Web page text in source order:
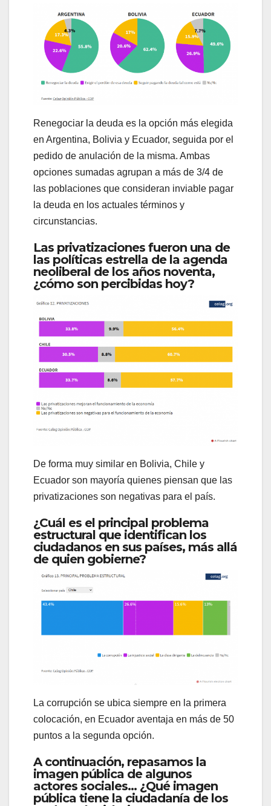
Renegociar la deuda es la opción más elegida
en Argentina, Bolivia y Ecuador, seguida por el
pedido de anulación de la misma. Ambas
opciones sumadas agrupan a más de 3/4 de
las poblaciones que consideran inviable pagar
la deuda en los actuales términos y
circunstancias.
Las privatizaciones fueron una de
las políticas estrella de la agenda
neoliberal de los años noventa,
¿cómo son percibidas hoy?
De forma muy similar en Bolivia, Chile y
Ecuador son mayoría quienes piensan que las
privatizaciones son negativas para el país.
¿Cuál es el principal problema
estructural que identifican los
ciudadanos en sus países, más allá
de quien gobierne?
La corrupción se ubica siempre en la primera
colocación, en Ecuador aventaja en más de 50
puntos a la segunda opción.
A continuación, repasamos la
imagen pública de algunos
actores sociales… ¿Qué imagen
pública tiene la ciudadanía de los